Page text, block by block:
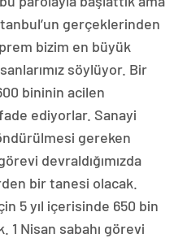
gerçeklerinden
bizim en büyük
söylüyor. Bir
bininin acilen
ediyorlar. Sanayi
gereken
devraldığımızda
bir tanesi olacak.
5 yıl içerisinde 650 bin
Nisan sabahı görevi